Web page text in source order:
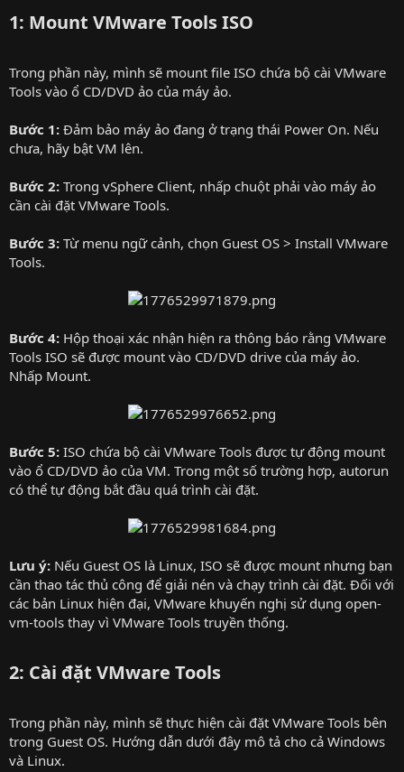
1: Mount VMware Tools ISO
Trong phần này, mình sẽ mount file ISO chứa bộ cài VMware
Tools vào ổ CD/DVD ảo của máy ảo.
Bước 1: Đảm bảo máy ảo đang ở trạng thái Power On. Nếu
chưa, hãy bật VM lên.
Bước 2: Trong vSphere Client, nhấp chuột phải vào máy ảo
cần cài đặt VMware Tools.
Bước 3: Từ menu ngữ cảnh, chọn Guest OS > Install VMware
Tools.
Bước 4: Hộp thoại xác nhận hiện ra thông báo rằng VMware
Tools ISO sẽ được mount vào CD/DVD drive của máy ảo.
Nhấp Mount.
Bước 5: ISO chứa bộ cài VMware Tools được tự động mount
vào ổ CD/DVD ảo của VM. Trong một số trường hợp, autorun
có thể tự động bắt đầu quá trình cài đặt.
Lưu ý: Nếu Guest OS là Linux, ISO sẽ được mount nhưng bạn
cần thao tác thủ công để giải nén và chạy trình cài đặt. Đối với
các bản Linux hiện đại, VMware khuyến nghị sử dụng open-
vm-tools thay vì VMware Tools truyền thống.
2: Cài đặt VMware Tools
Trong phần này, mình sẽ thực hiện cài đặt VMware Tools bên
trong Guest OS. Hướng dẫn dưới đây mô tả cho cả Windows
và Linux.